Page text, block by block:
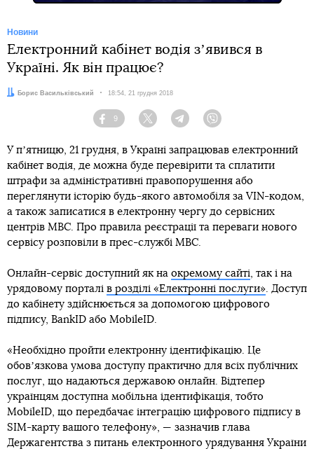
Новини
Електронний кабінет водія зʼявився в
Україні. Як він працює?
Автор:Борис Васильківський Дата:
18:54, 21 грудня 2018
Facebook
9
Twitter TelegramViber
У пʼятницю, 21 грудня, в Україні запрацював електронний
кабінет водія, де можна буде перевірити та сплатити
штрафи за адміністративні правопорушення або
переглянути історію будь-якого автомобіля за VIN-кодом,
а також записатися в електронну чергу до сервісних
центрів МВС. Про правила реєстрації та переваги нового
сервісу розповіли в прес-службі МВС.
Онлайн-сервіс доступний як на окремому сайті , так і на
урядовому порталі в розділі «Електронні послуги» . Доступ
до кабінету здійснюється за допомогою цифрового
підпису, BankID або MobileID.
«Необхідно пройти електронну ідентифікацію. Це
обовʼязкова умова доступу практично для всіх публічних
послуг, що надаються державою онлайн. Відтепер
українцям доступна мобільна ідентифікація, тобто
MobileID, що передбачає інтеграцію цифрового підпису в
SIM-карту вашого телефону», — зазначив глава
Держагентства з питань електронного урядування України